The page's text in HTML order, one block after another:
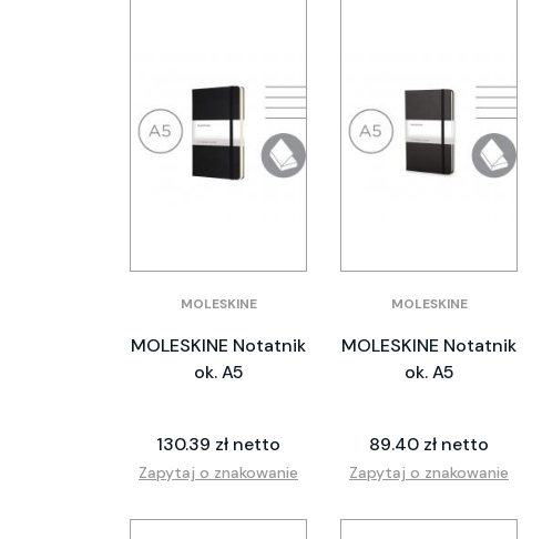
MOLESKINE
MOLESKINE Notatnik
ok. A5
130.39 zł netto
Zapytaj o znakowanie
MOLESKINE
MOLESKINE Notatnik
ok. A5
89.40 zł netto
Zapytaj o znakowanie